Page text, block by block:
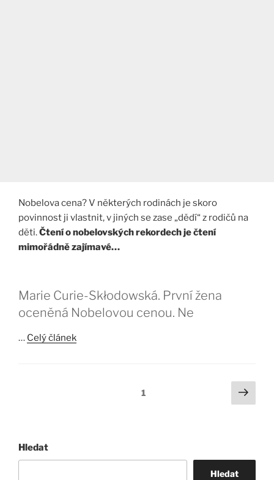
Nobelova cena? V některých rodinách je skoro
povinnost ji vlastnit, v jiných se zase „dědí“ z rodičů na
děti.Čtení o nobelovských rekordech je čtení
mimořádně zajímavé…
Marie Curie-Skłodowská. První žena
oceněná Nobelovou cenou. Ne
… Celý článek
Stránka:1
Další
Hledat
Hledat